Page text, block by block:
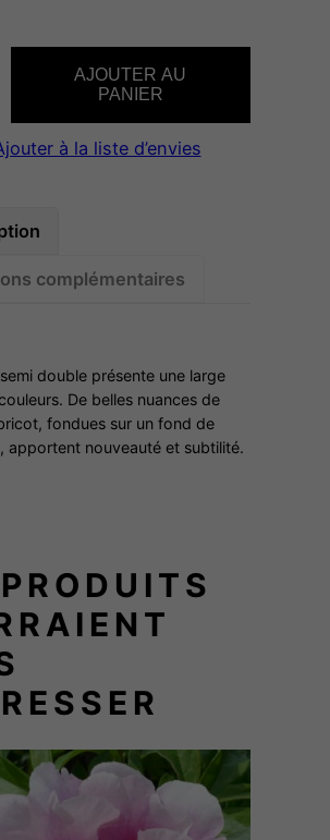
AJOUTER AU
PANIER
à la liste d’envies
complémentaires
double présente une large
De belles nuances de
fondues sur un fond de
apportent nouveauté et subtilité.